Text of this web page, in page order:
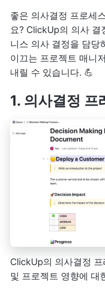
좋은 의사결정 프로세
요? ClickUp의 의사 결
니스 의사 결정을 담당
이끄는 프로젝트 매니
내릴 수 있습니다. 💪
1. 의사결정 프
ClickUp의 의사결정
및 프로젝트 영향에 대